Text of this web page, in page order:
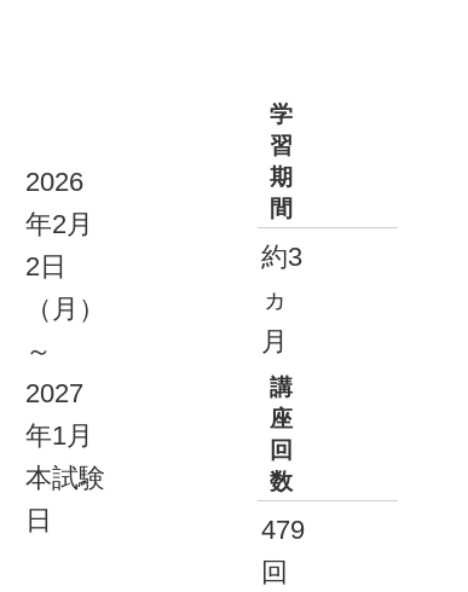
2026
年2月
2日
（月）
～
2027
年1月
本試験
日
学
習
期
間
約3
ヵ
月
講
座
回
数
479
回